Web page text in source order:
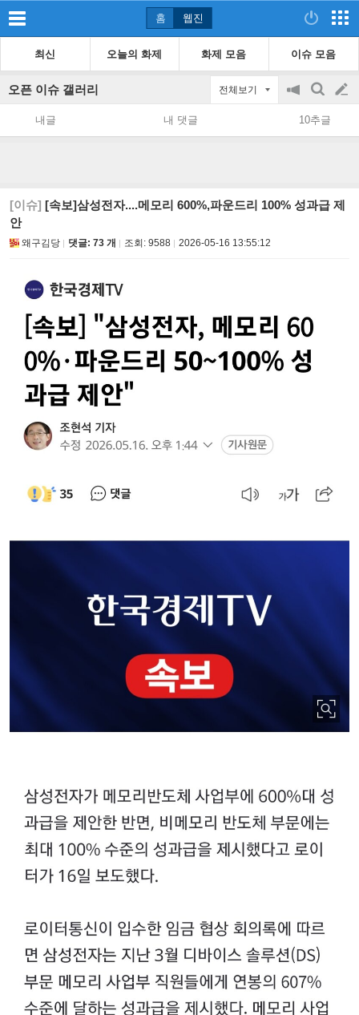
홈 웹진
최신 오늘의 화제 화제 모음 이슈 모음
오픈 이슈 갤러리 전체보기
공
지
on/off
검
색
글
쓰
내글 내 댓글 10추글
[이슈] [속보]삼성전자....메모리 600%,파운드리 100% 성과급 제
안
왜구김당 댓글: 73 개 조회: 9588 2026-05-16 13:55:12